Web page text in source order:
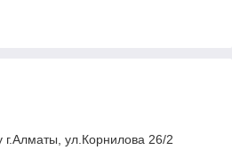
ул.Корнилова 26/2